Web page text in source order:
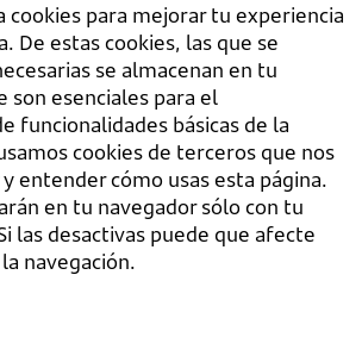
cookies para mejorar tu experiencia
De estas cookies, las que se
se almacenan en tu
son esenciales para el
funcionalidades básicas de la
cookies de terceros que nos
entender cómo usas esta página.
en tu navegador sólo con tu
las desactivas puede que afecte
navegación.